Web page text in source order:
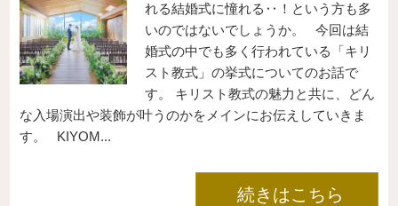
れる結婚式に憧れる‥！という方も多
いのではないでしょうか。 今回は結
婚式の中でも多く行われている「キリ
スト教式」の挙式についてのお話で
す。 キリスト教式の魅力と共に、どん
な入場演出や装飾が叶うのかをメインにお伝えしていきま
す。 KIYOM...
続きはこちら